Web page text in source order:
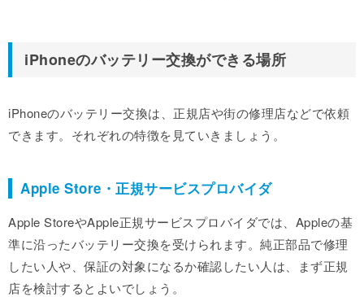
iPhoneのバッテリー交換ができる場所
iPhoneのバッテリー交換は、正規店や街の修理店などで依頼
できます。それぞれの特徴を見ていきましょう。
Apple Store・正規サービスプロバイダ
Apple StoreやApple正規サービスプロバイダでは、Appleの基
準に沿ったバッテリー交換を受けられます。純正部品で修理
したい人や、保証の対象になるか確認したい人は、まず正規
店を検討するとよいでしょう。